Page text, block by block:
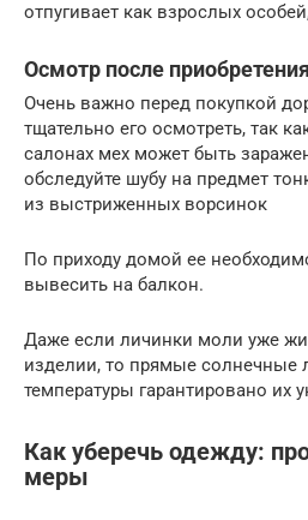
отпугивает как взрослых
Осмотр после приобретения
Очень важно перед покупкой
тщательно его осмотреть, так
салонах мех может быть
обследуйте шубу на предмет
из выстриженных ворсинок
По приходу домой ее
вывесить на балкон.
Даже если личинки моли уже
изделии, то прямые солнечные
температуры гарантировано их
Как уберечь одежду:
меры